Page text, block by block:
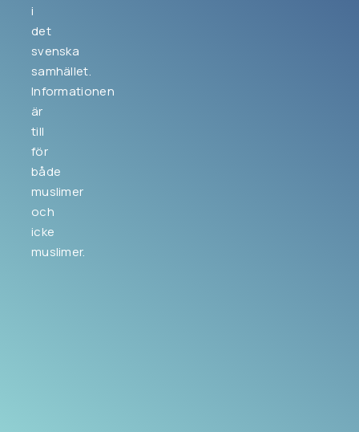
i
det
svenska
samhället.
Informationen
är
till
för
både
muslimer
och
icke
muslimer.